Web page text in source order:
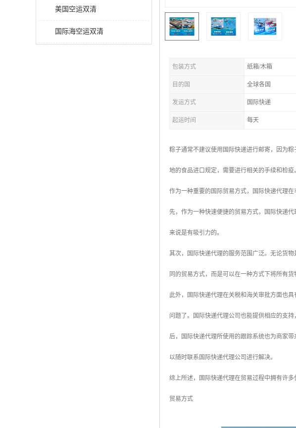
美国空运双清
国际海空运双清
包装方式 纸箱/木箱
目的国 全球各国
发运方式 国际快递
起运时间 每天
粽子通常不建议使用国际快递进行邮寄，因为
地的食品进口规定，需要进行相关的手续和检
作为一种重要的国际贸易方式，国际快递代理
先，作为一种快速便捷的贸易方式，国际快递
来说是有吸引力的。
其次，国际快递代理的服务范围广泛。无论货
同的贸易方式，而是可以在一种方式下将所有货
此外，国际快递代理在关税和海关审批方面也
问题了。国际快递代理公司也能提供相应的支
后，国际快递代理所使用的跟踪系统也为商家
以随时联系国际快递代理公司进行解决。
综上所述，国际快递代理在贸易过程中拥有许
贸易方式